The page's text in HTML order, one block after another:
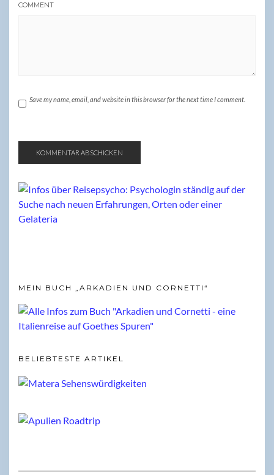
COMMENT
Save my name, email, and website in this browser for the next time I comment.
MEIN BUCH „ARKADIEN UND CORNETTI“
BELIEBTESTE ARTIKEL